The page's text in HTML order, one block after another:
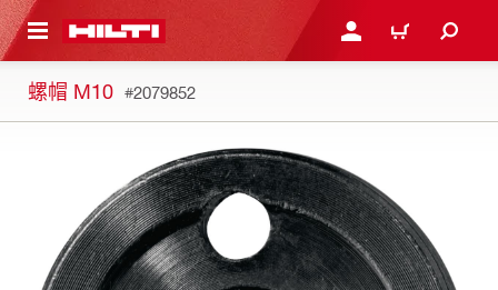
主要內容 登入或註冊購物車
螺帽 M10 #2079852